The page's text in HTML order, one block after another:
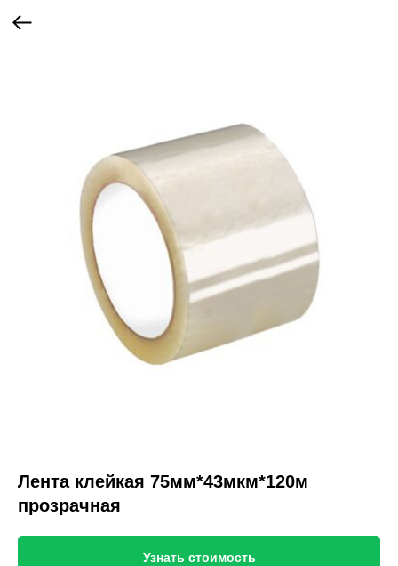
Лента клейкая 75мм*43мкм*120м
прозрачная
Узнать стоимость